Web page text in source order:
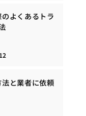
よくあるトラ
と業者に依頼